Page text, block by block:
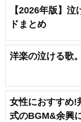
【2026年版】
ドまとめ
洋楽の泣ける歌
女性におすすめ!
式のBGM&余興